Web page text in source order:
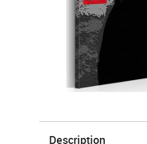
Description